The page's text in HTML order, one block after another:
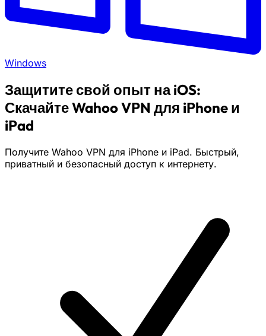
Windows
Защитите свой опыт на iOS:
Скачайте Wahoo VPN для iPhone и
iPad
Получите Wahoo VPN для iPhone и iPad. Быстрый,
приватный и безопасный доступ к интернету.